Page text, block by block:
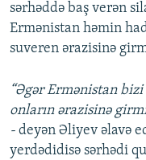
sərhəddə baş verən
Ermənistan həmin
suveren ərazisinə
“Əgər Ermənistan
onların ərazisinə
- deyən Əliyev əlavə
yerdədidisə sərhədi